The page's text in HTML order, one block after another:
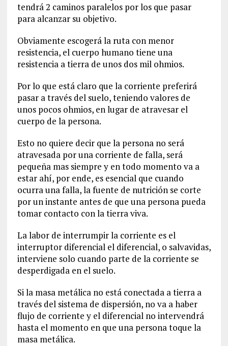
tendrá 2 caminos paralelos por los que pasar
para alcanzar su objetivo.
Obviamente escogerá la ruta con menor
resistencia, el cuerpo humano tiene una
resistencia a tierra de unos dos mil ohmios.
Por lo que está claro que la corriente preferirá
pasar a través del suelo, teniendo valores de
unos pocos ohmios, en lugar de atravesar el
cuerpo de la persona.
Esto no quiere decir que la persona no será
atravesada por una corriente de falla, será
pequeña mas siempre y en todo momento va a
estar ahí, por ende, es esencial que cuando
ocurra una falla, la fuente de nutrición se corte
por un instante antes de que una persona pueda
tomar contacto con la tierra viva.
La labor de interrumpir la corriente es el
interruptor diferencial el diferencial, o salvavidas,
interviene solo cuando parte de la corriente se
desperdigada en el suelo.
Si la masa metálica no está conectada a tierra a
través del sistema de dispersión, no va a haber
flujo de corriente y el diferencial no intervendrá
hasta el momento en que una persona toque la
masa metálica.